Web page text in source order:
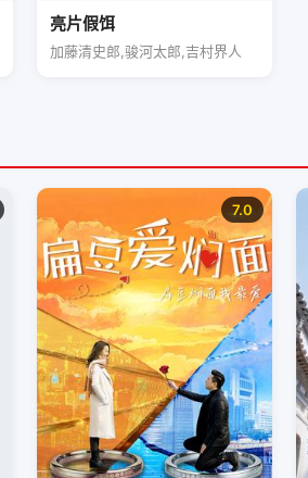
亮片假饵
加藤清史郎,骏河太郎,吉村界人
7.0